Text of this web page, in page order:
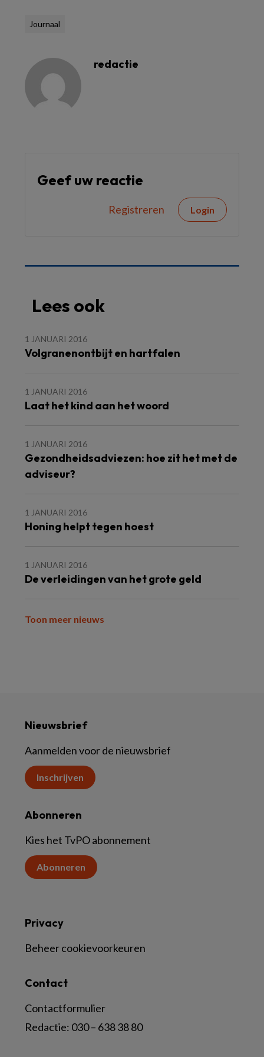
Journaal
redactie
Geef uw reactie
Registreren Login
Lees ook
1 JANUARI 2016
Volgranenontbijt en hartfalen
1 JANUARI 2016
Laat het kind aan het woord
1 JANUARI 2016
Gezondheidsadviezen: hoe zit het met de
adviseur?
1 JANUARI 2016
Honing helpt tegen hoest
1 JANUARI 2016
De verleidingen van het grote geld
Toon meer nieuws
Nieuwsbrief
Aanmelden voor de nieuwsbrief
Inschrijven
Abonneren
Kies het TvPO abonnement
Abonneren
Contact
Contactformulier
Redactie: 030 – 638 38 80
Privacy
Beheer cookievoorkeuren